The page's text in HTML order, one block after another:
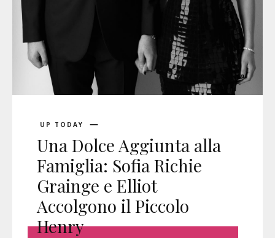
UP TODAY
Una Dolce Aggiunta alla
Famiglia: Sofia Richie
Grainge e Elliot
Accolgono il Piccolo
Henry